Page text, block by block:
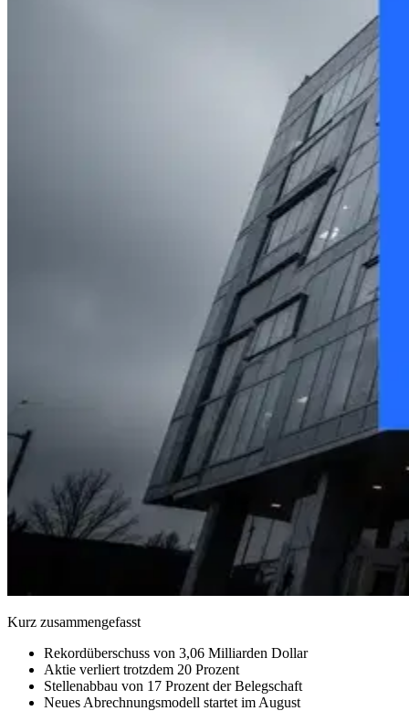
Kurz zusammengefasst
Rekordüberschuss von 3,06 Milliarden Dollar
Aktie verliert trotzdem 20 Prozent
Stellenabbau von 17 Prozent der Belegschaft
Neues Abrechnungsmodell startet im August